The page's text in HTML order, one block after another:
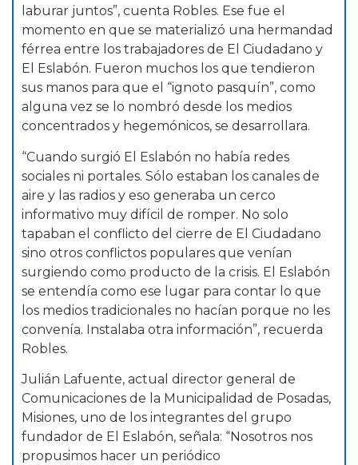
laburar juntos”, cuenta Robles. Ese fue el
momento en que se materializó una hermandad
férrea entre los trabajadores de El Ciudadano y
El Eslabón. Fueron muchos los que tendieron
sus manos para que el “ignoto pasquín”, como
alguna vez se lo nombró desde los medios
concentrados y hegemónicos, se desarrollara.
“Cuando surgió El Eslabón no había redes
sociales ni portales. Sólo estaban los canales de
aire y las radios y eso generaba un cerco
informativo muy difícil de romper. No solo
tapaban el conflicto del cierre de El Ciudadano
sino otros conflictos populares que venían
surgiendo como producto de la crisis. El Eslabón
se entendía como ese lugar para contar lo que
los medios tradicionales no hacían porque no les
convenía. Instalaba otra información”, recuerda
Robles.
Julián Lafuente, actual director general de
Comunicaciones de la Municipalidad de Posadas,
Misiones, uno de los integrantes del grupo
fundador de El Eslabón, señala: “Nosotros nos
propusimos hacer un periódico